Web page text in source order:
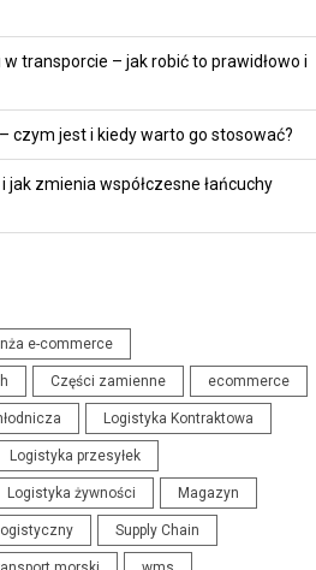
transporcie – jak robić to prawidłowo i
czym jest i kiedy warto go stosować?
jak zmienia współczesne łańcuchy
e-commerce
Części zamienne ecommerce
Logistyka Kontraktowa
Logistyka przesyłek
Logistyka żywności Magazyn
Supply Chain